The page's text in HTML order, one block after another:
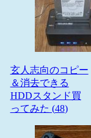
玄人志向のコピー
＆消去できる
HDDスタンド買
ってみた (48)